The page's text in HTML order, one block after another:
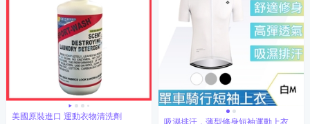
美國原裝進口 運動衣物清洗劑 吸濕排汗，薄型修身短袖運動上衣